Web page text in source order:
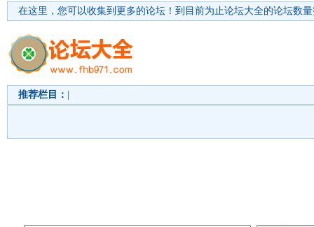
在这里，您可以收集到更多的论坛！ 到目前为止论坛大全的论坛数
推荐栏目：